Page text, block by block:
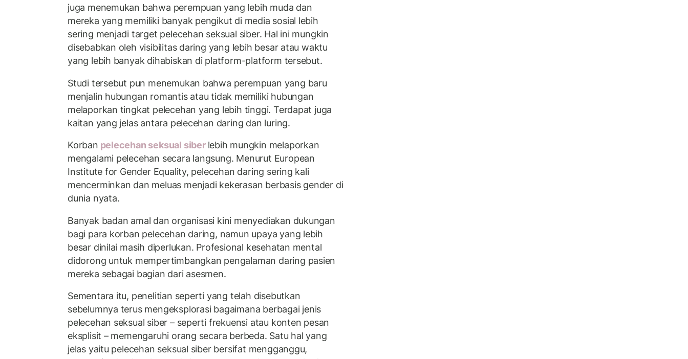
juga menemukan bahwa perempuan yang lebih muda dan
mereka yang memiliki banyak pengikut di media sosial lebih
sering menjadi target pelecehan seksual siber. Hal ini mungkin
disebabkan oleh visibilitas daring yang lebih besar atau waktu
yang lebih banyak dihabiskan di platform-platform tersebut.
Studi tersebut pun menemukan bahwa perempuan yang baru
menjalin hubungan romantis atau tidak memiliki hubungan
melaporkan tingkat pelecehan yang lebih tinggi. Terdapat juga
kaitan yang jelas antara pelecehan daring dan luring.
Korban pelecehan seksual siber lebih mungkin melaporkan
mengalami pelecehan secara langsung. Menurut European
Institute for Gender Equality, pelecehan daring sering kali
mencerminkan dan meluas menjadi kekerasan berbasis gender di
dunia nyata.
Banyak badan amal dan organisasi kini menyediakan dukungan
bagi para korban pelecehan daring, namun upaya yang lebih
besar dinilai masih diperlukan. Profesional kesehatan mental
didorong untuk mempertimbangkan pengalaman daring pasien
mereka sebagai bagian dari asesmen.
Sementara itu, penelitian seperti yang telah disebutkan
sebelumnya terus mengeksplorasi bagaimana berbagai jenis
pelecehan seksual siber – seperti frekuensi atau konten pesan
eksplisit – memengaruhi orang secara berbeda. Satu hal yang
jelas yaitu pelecehan seksual siber bersifat mengganggu,